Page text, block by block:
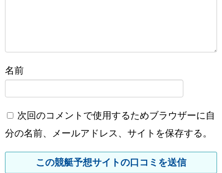
名前
次回のコメントで使用するためブラウザーに自
分の名前、メールアドレス、サイトを保存する。